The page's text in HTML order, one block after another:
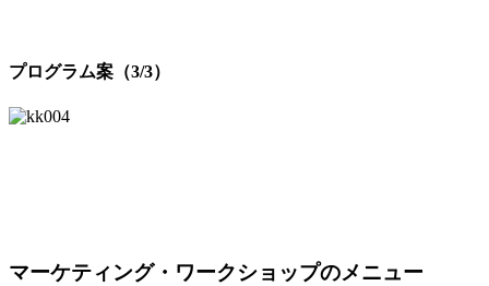
プログラム案（3/3）
マーケティング・ワークショップのメニュー